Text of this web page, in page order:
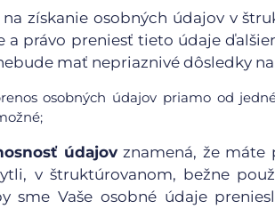
na získanie osobných údajov v
a právo preniesť tieto údaje
mať nepriaznivé dôsledky
osobných údajov priamo od
údajovznamená, že máte
v štruktúrovanom, bežne
sme Vaše osobné údaje